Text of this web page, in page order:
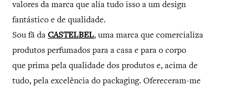
valores da marca que alia tudo isso a um design
fantástico e de qualidade.
Sou fã da CASTELBEL, uma marca que comercializa
produtos perfumados para a casa e para o corpo
que prima pela qualidade dos produtos e, acima de
tudo, pela excelência do packaging. Ofereceram-me